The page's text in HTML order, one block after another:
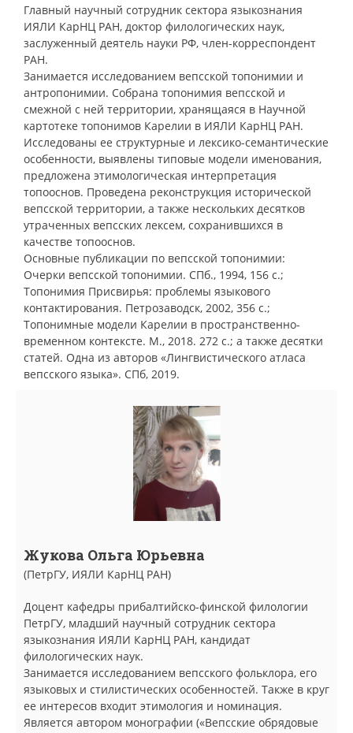
Главный научный сотрудник сектора языкознания
ИЯЛИ КарНЦ РАН, доктор филологических наук,
заслуженный деятель науки РФ, член-корреспондент
РАН.
Занимается исследованием вепсской топонимии и
антропонимии. Собрана топонимия вепсской и
смежной с ней территории, хранящаяся в Научной
картотеке топонимов Карелии в ИЯЛИ КарНЦ РАН.
Исследованы ее структурные и лексико-семантические
особенности, выявлены типовые модели именования,
предложена этимологическая интерпретация
топооснов. Проведена реконструкция исторической
вепсской территории, а также нескольких десятков
утраченных вепсских лексем, сохранившихся в
качестве топооснов.
Основные публикации по вепсской топонимии:
Очерки вепсской топонимии. СПб., 1994, 156 с.;
Топонимия Присвирья: проблемы языкового
контактирования. Петрозаводск, 2002, 356 с.;
Топонимные модели Карелии в пространственно-
временном контексте. М., 2018. 272 с.; а также десятки
статей. Одна из авторов «Лингвистического атласа
вепсского языка». СПб, 2019.
Жукова Ольга Юрьевна
(ПетрГУ, ИЯЛИ КарНЦ РАН)
Доцент кафедры прибалтийско-финской филологии
ПетрГУ, младший научный сотрудник сектора
языкознания ИЯЛИ КарНЦ РАН, кандидат
филологических наук.
Занимается исследованием вепсского фольклора, его
языковых и стилистических особенностей. Также в круг
ее интересов входит этимология и номинация.
Является автором монографии («Вепсские обрядовые